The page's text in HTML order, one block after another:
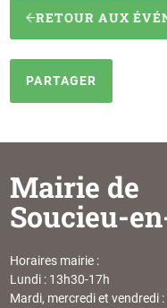
RETOUR AUX
PARTAGER
Mairie de
Soucieu-
Horaires mairie :
Lundi : 13h30-17h
Mardi, mercredi et vendredi